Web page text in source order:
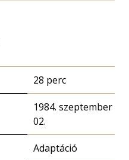
28 perc
1984. szeptember
02.
Adaptáció